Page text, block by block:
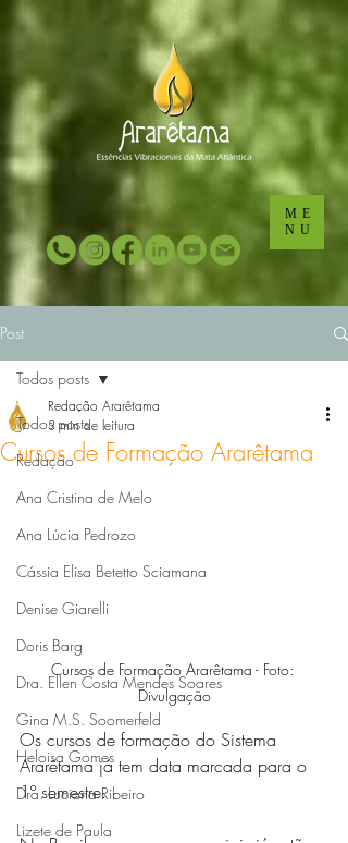
ME
NU
Post
Todos posts
Redação
Ana Cristina de Melo
Ana Lúcia Pedrozo
Cássia Elisa Betetto Sciamana
Denise Giarelli
Doris Barg
Dra. Ellen Costa Mendes Soares
Gina M.S. Soomerfeld
Heloisa Gomes
Dra. Luciana Ribeiro
Lizete de Paula
Todos posts
Cursos de Formação Ararêtama
Redação Ararêtama
3 min de leitura
Cursos de Formação Ararêtama - Foto:
Divulgação
Os cursos de formação do Sistema
Ararêtama já tem data marcada para o
1º semestre.